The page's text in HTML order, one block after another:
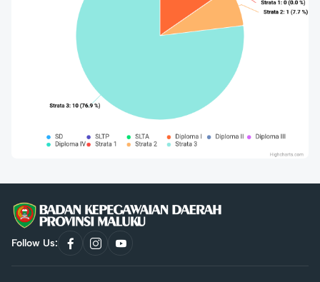
Follow Us:
link
link
link